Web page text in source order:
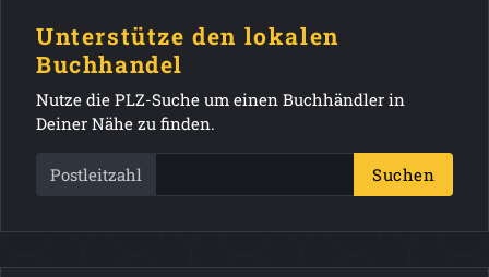
Unterstütze den lokalen
Buchhandel
Nutze die PLZ-Suche um einen Buchhändler in
Deiner Nähe zu finden.
Postleitzahl Suchen